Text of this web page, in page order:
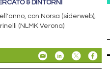
& DINTORNI
con Norsa (siderweb),
(NLMK Verona)